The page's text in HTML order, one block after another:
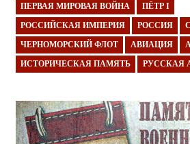
ПЕРВАЯ МИРОВАЯ ВОЙНА ПЁТР I
РОССИЙСКАЯ ИМПЕРИЯ РОССИЯ
ЧЕРНОМОРСКИЙ ФЛОТ АВИАЦИЯ
ИСТОРИЧЕСКАЯ ПАМЯТЬ РУССКАЯ